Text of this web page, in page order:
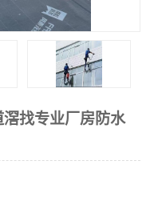
找专业厂房防水